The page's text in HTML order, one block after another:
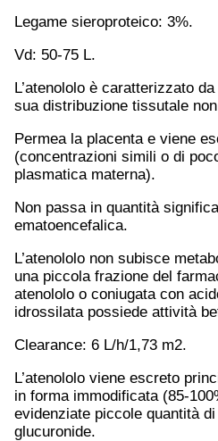
Legame sieroproteico: 3%.
Vd: 50-75 L.
L’atenololo è caratterizzato
sua distribuzione tissutale
Permea la placenta e viene
(concentrazioni simili o di
plasmatica materna).
Non passa in quantità
ematoencefalica.
L’atenololo non subisce
una piccola frazione del
atenololo o coniugata con
idrossilata possiede attività
Clearance: 6 L/h/1,73 m2.
L’atenololo viene escreto
in forma immodificata (85-
evidenziate piccole quantità
glucuronide.